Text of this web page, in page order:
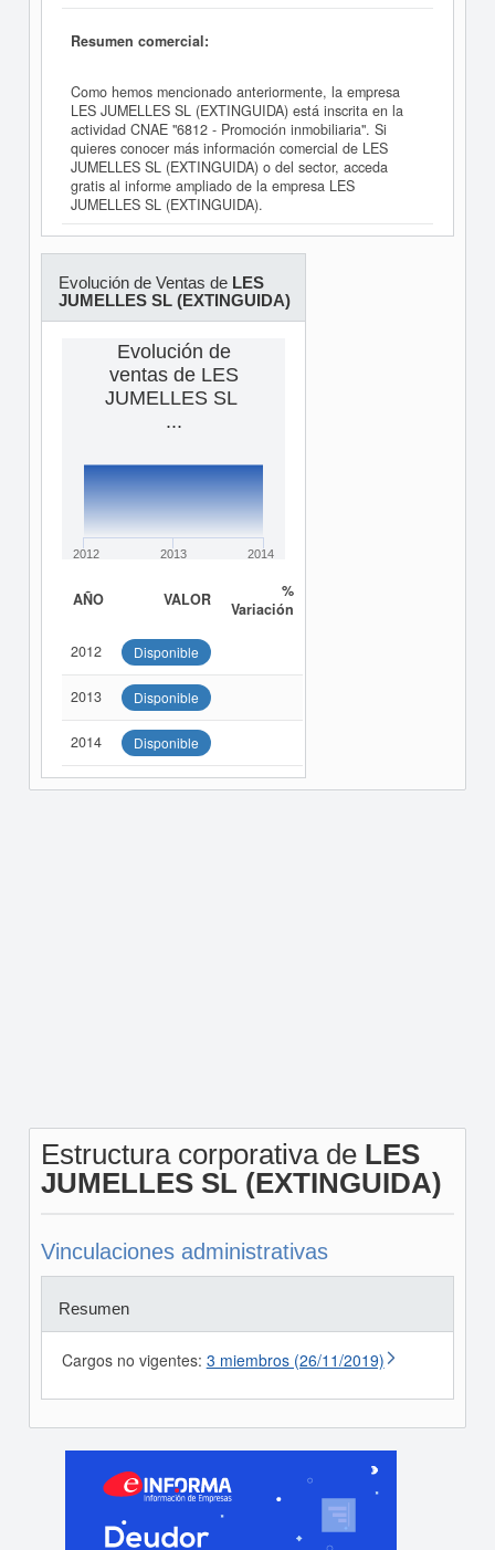
Resumen comercial:
Como hemos mencionado anteriormente, la empresa
LES JUMELLES SL (EXTINGUIDA) está inscrita en la
actividad CNAE "6812 - Promoción inmobiliaria". Si
quieres conocer más información comercial de LES
JUMELLES SL (EXTINGUIDA) o del sector, acceda
gratis al informe ampliado de la empresa LES
JUMELLES SL (EXTINGUIDA).
Evolución de Ventas de LES
JUMELLES SL (EXTINGUIDA)
Evolución de
ventas de LES
JUMELLES SL
...
2012 2013 2014
AÑO VALOR
%
Variación
2012 Disponible
2013 Disponible
2014 Disponible
Estructura corporativa de LES
JUMELLES SL (EXTINGUIDA)
Vinculaciones administrativas
Resumen
Cargos no vigentes: 3 miembros (26/11/2019)